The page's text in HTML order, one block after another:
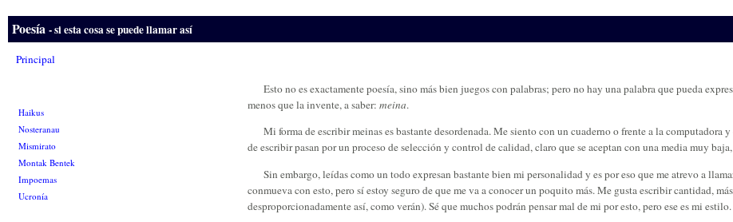
Poesía - si esta cosa se puede llamar así
Principal
Haikus
Nosteranau
Mismirato
Montak Bentek
Impoemas
Ucronía
Esto no es exactamente poesía, sino más bien juegos con palabras; pero no hay una palabra que pueda
menos que la invente, a saber: meina.
Mi forma de escribir meinas es bastante desordenada. Me siento con un cuaderno o frente a la computadora
de escribir pasan por un proceso de selección y control de calidad, claro que se aceptan con una media muy
Sin embargo, leídas como un todo expresan bastante bien mi personalidad y es por eso que me atrevo a
conmueva con esto, pero sí estoy seguro de que me va a conocer un poquito más. Me gusta escribir cantidad,
desproporcionadamente así, como verán). Sé que muchos podrán pensar mal de mi por esto, pero ese es mi estilo.